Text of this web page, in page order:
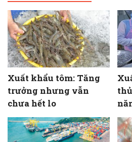
Xuất khẩu tôm: Tăng
trưởng nhưng vẫn
chưa hết lo